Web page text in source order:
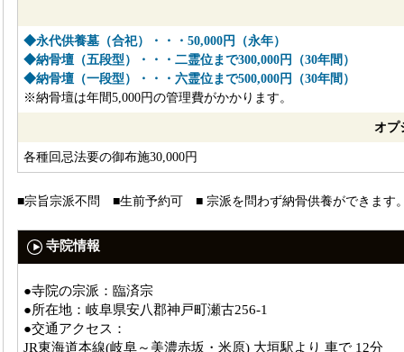
◆永代供養墓（合祀）・・・50,000円（永年）
◆納骨壇（五段型）・・・二霊位まで300,000円（30年間）
◆納骨壇（一段型）・・・六霊位まで500,000円（30年間）
※納骨壇は年間5,000円の管理費がかかります。
オプ
各種回忌法要の御布施30,000円
■宗旨宗派不問 ■生前予約可 ■ 宗派を問わず納骨供養ができます
寺院情報
●寺院の宗派：臨済宗
●所在地：岐阜県安八郡神戸町瀬古256-1
●交通アクセス：
JR東海道本線(岐阜～美濃赤坂・米原) 大垣駅より 車で 12分